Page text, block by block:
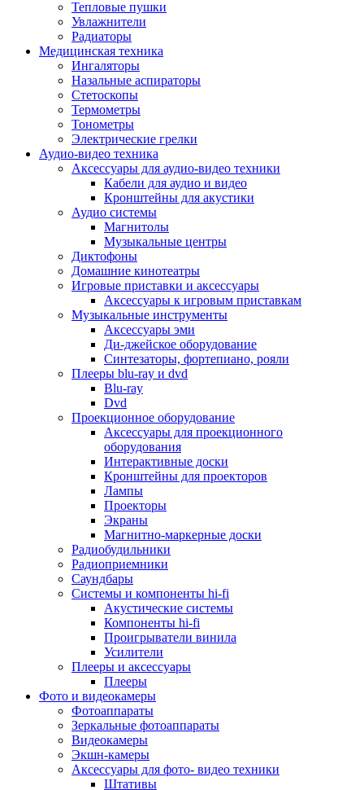
Фотоаппараты
Зеркальные фотоаппараты
Экшн-камеры
Аксессуары для фото- видео техники
Штативы
Чехлы и сумки
Другое
Фоторамки
Аксессуары
Для воздухоочистителей и
Для вытяжек
Для климатической техники
Для кофейного оборудования
Для крупной бытовой техники
Для кухонной техники
Для медицинского оборудования
Для микроволновок
Для пылесосов
Для техники по уходу за одеждой
Для техники по уходу за собой
Для фильтров воды
Дополнительные принадлежности
Телевизоры и аксессуары
Телевизоры
Аксессуары для телевизоров
Комплекты спутникового тв
Кронштейны и подставки для тв
Приставки smart box
Прочие аксессуары для тв
Пульты ду
Тв антенны
Цифровые тв ресиверы
Профессиональные панели
Смартфоны и планшеты
Смартфоны
Планшетные устройства
Смарт-часы
Сотовые телефоны
Планшеты для рисования
Электронные книги
Аксессуары для смартфонов и планшетов
Внешние аккумуляторы
Гарнитуры для телефонов
Держатели и подставки
Док станции
Зарядные устройства
Защитные стекла для смартфонов
Кабели и шлейфы
Моноподы
Тепловые пушки
Увлажнители
Радиаторы
Медицинская техника
Ингаляторы
Назальные аспираторы
Стетоскопы
Термометры
Тонометры
Электрические грелки
Аудио-видео техника
Аксессуары для аудио-видео техники
Кабели для аудио и видео
Кронштейны для акустики
Аудио системы
Магнитолы
Музыкальные центры
Диктофоны
Домашние кинотеатры
Игровые приставки и аксессуары
Аксессуары к игровым приставкам
Музыкальные инструменты
Аксессуары эми
Ди-джейское оборудование
Синтезаторы, фортепиано, рояли
Плееры blu-ray и dvd
Blu-ray
Dvd
Проекционное оборудование
Аксессуары для проекционного
оборудования
Интерактивные доски
Кронштейны для проекторов
Лампы
Проекторы
Экраны
Магнитно-маркерные доски
Радиобудильники
Радиоприемники
Саундбары
Системы и компоненты hi-fi
Акустические системы
Компоненты hi-fi
Проигрыватели винила
Усилители
Плееры и аксессуары
Плееры
Фото и видеокамеры
Фотоаппараты
Зеркальные фотоаппараты
Видеокамеры
Экшн-камеры
Аксессуары для фото- видео техники
Штативы